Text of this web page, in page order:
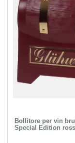
Bollitore per vin
Special Edition